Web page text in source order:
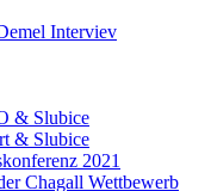
Interviev
& Slubice
& Slubice
2021
Chagall Wettbewerb